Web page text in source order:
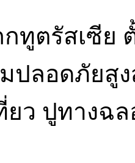
ทูตรัสเซีย
ปลอดภัยสู
ยว ปูทางฉ